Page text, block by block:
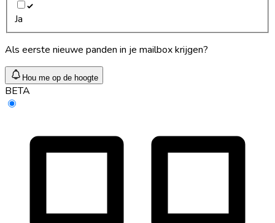
Ja
Als eerste nieuwe panden in je mailbox krijgen?
Hou me op de hoogte
BETA